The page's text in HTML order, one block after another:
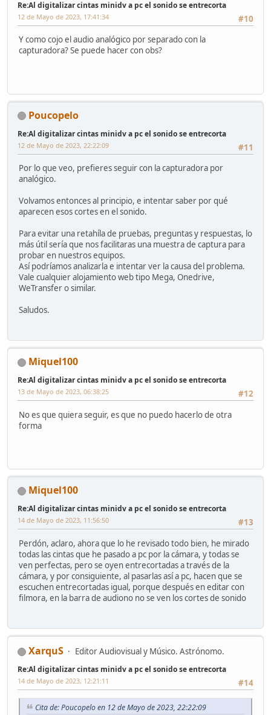
Re:Al digitalizar cintas minidv a pc el sonido se entrecorta
#10
12 de Mayo de 2023, 17:41:34
Y como cojo el audio analógico por separado con la
capturadora? Se puede hacer con obs?
Poucopelo
Re:Al digitalizar cintas minidv a pc el sonido se entrecorta
#11
12 de Mayo de 2023, 22:22:09
Por lo que veo, prefieres seguir con la capturadora por
analógico.
Volvamos entonces al principio, e intentar saber por qué
aparecen esos cortes en el sonido.
Para evitar una retahíla de pruebas, preguntas y respuestas, lo
más útil sería que nos facilitaras una muestra de captura para
probar en nuestros equipos.
Así podríamos analizarla e intentar ver la causa del problema.
Vale cualquier alojamiento web tipo Mega, Onedrive,
WeTransfer o similar.
Saludos.
Miquel100
Re:Al digitalizar cintas minidv a pc el sonido se entrecorta
#12
13 de Mayo de 2023, 06:38:25
No es que quiera seguir, es que no puedo hacerlo de otra
forma
Miquel100
Re:Al digitalizar cintas minidv a pc el sonido se entrecorta
#13
14 de Mayo de 2023, 11:56:50
Perdón, aclaro, ahora que lo he revisado todo bien, he mirado
todas las cintas que he pasado a pc por la cámara, y todas se
ven perfectas, pero se oyen entrecortadas a través de la
cámara, y por consiguiente, al pasarlas así a pc, hacen que se
escuchen entrecortadas igual, porque después en editar con
filmora, en la barra de audiono no se ven los cortes de sonido
XarquS Editor Audiovisual y Músico. Astrónomo.
Re:Al digitalizar cintas minidv a pc el sonido se entrecorta
#14
14 de Mayo de 2023, 12:21:11
Cita de: Poucopelo en 12 de Mayo de 2023, 22:22:09